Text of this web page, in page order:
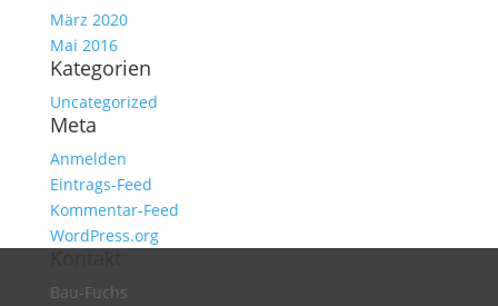
März 2020
Mai 2016
Kategorien
Uncategorized
Meta
Anmelden
Eintrags-Feed
Kommentar-Feed
WordPress.org
Bau-Fuchs